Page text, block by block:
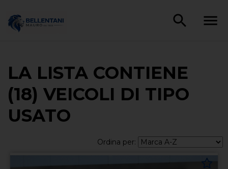
LA LISTA CONTIENE
(18) VEICOLI DI TIPO
USATO
Ordina per: